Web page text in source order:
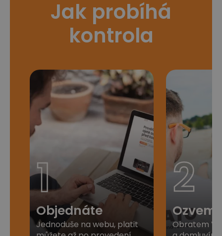
Jak probíhá
kontrola
1
Objednáte
Jednoduše na webu, platit
2
Obratem